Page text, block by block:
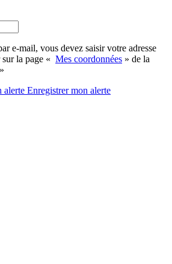
e-mail, vous devez saisir votre adresse
la page « Mes coordonnées » de la
alerte Enregistrermon alerte